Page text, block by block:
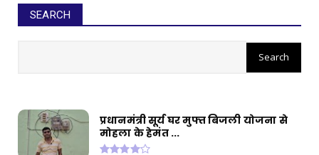
SEARCH
सीईओ ने घोटाले कर बनाई करोड़ों की
प्रधानमंत्री सूर्य घर मुफ्त बिजली योजना से
मोहला के हेमंत ...